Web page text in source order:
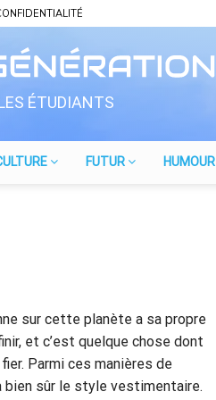
ÉTUDIANTS
FUTUR HUMOUR
sur cette planète a sa propre
et c’est quelque chose dont
Parmi ces manières de
bien sûr le style vestimentaire.